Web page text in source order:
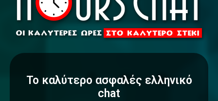
To καλύτερο ασφαλές ελληνικό
chat